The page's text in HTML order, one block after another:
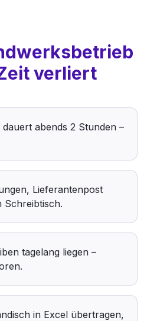
verliert
abends 2 Stunden –
Lieferantenpost
Schreibtisch.
tagelang liegen –
in Excel übertragen,